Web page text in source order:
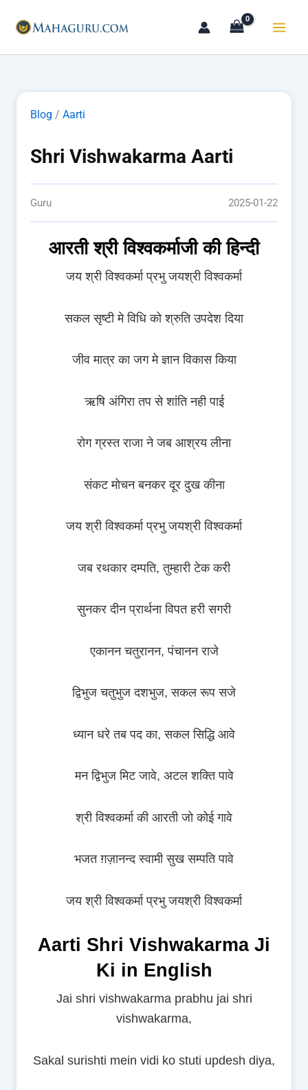
Blog / Aarti
Shri Vishwakarma Aarti
Guru 2025-01-22
आरती श्री विश्‍वकर्माजी की हिन्दी
जय श्री विश्‍वकर्मा प्रभु जयश्री विश्‍वकर्मा
सकल सृष्टी मे विधि को श्रुति उपदेश दिया
जीव मात्र का जग मे ज्ञान विकास किया
ऋषि अंगिरा तप से शांति नही पाई
रोग ग्रस्त राजा ने जब आश्रय लीना
संकट मोचन बनकर दूर दुख कीना
जय श्री विश्‍वकर्मा प्रभु जयश्री विश्‍वकर्मा
जब रथकार दम्पति, तुम्हारी टेक करी
सुनकर दीन प्रार्थना विपत हरी सगरी
एकानन चतुरानन, पंचानन राजे
द्विभुज चतुभुज दशभुज, सकल रूप सजे
ध्यान धरे तब पद का, सकल सिद्धि आवे
मन द्विभुज मिट जावे, अटल शक्ति पावे
श्री विश्‍वकर्मा की आरती जो कोई गावे
भजत ग़ज़ानन्द स्वामी सुख सम्पति पावे
जय श्री विश्‍वकर्मा प्रभु जयश्री विश्‍वकर्मा
Aarti Shri Vishwakarma Ji
Ki in English
Jai shri vishwakarma prabhu jai shri
vishwakarma,
Sakal surishti mein vidi ko stuti updesh diya,